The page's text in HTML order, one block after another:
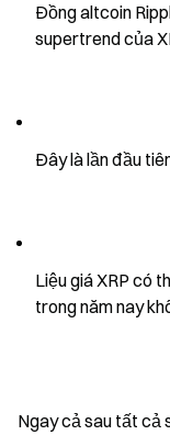
Đồng altcoin
supertrend của
Đây là lần đầu
Liệu giá XRP có
trong năm nay
Ngay cả sau tất cả